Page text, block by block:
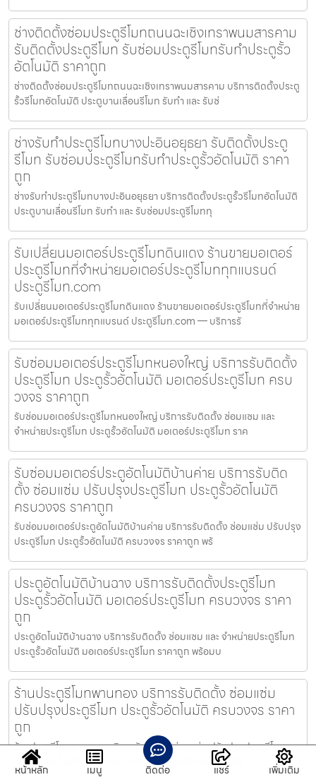
ช่างติดตั้งซ่อมประตูรีโมทถนนฉะเชิงเทราพนมสารคาม
รับติดตั้งประตูรีโมท รับซ่อมประตูรีโมทรับทำประตูรั้ว
อัตโนมัติ ราคาถูก
ช่างติดตั้งซ่อมประตูรีโมทถนนฉะเชิงเทราพนมสารคาม บริการติดตั้งประตู
รั้วรีโมทอัตโนมัติ ประตูบานเลื่อนรีโมท รับทำ และ รับซ่
ช่างรับทำประตูรีโมทบางปะอินอยุธยา รับติดตั้งประตู
รีโมท รับซ่อมประตูรีโมทรับทำประตูรั้วอัตโนมัติ ราคา
ถูก
ช่างรับทำประตูรีโมทบางปะอินอยุธยา บริการติดตั้งประตูรั้วรีโมทอัตโนมัติ
ประตูบานเลื่อนรีโมท รับทำ และ รับซ่อมประตูรีโมททุ
รับเปลี่ยนมอเตอร์ประตูรีโมทดินแดง ร้านขายมอเตอร์
ประตูรีโมทที่จำหน่ายมอเตอร์ประตูรีโมททุกแบรนด์
ประตูรีโมท.com
รับเปลี่ยนมอเตอร์ประตูรีโมทดินแดง ร้านขายมอเตอร์ประตูรีโมทที่จำหน่าย
มอเตอร์ประตูรีโมททุกแบรนด์ ประตูรีโมท.com — บริการรั
รับซ่อมมอเตอร์ประตูรีโมทหนองใหญ่ บริการรับติดตั้ง
ประตูรีโมท ประตูรั้วอัตโนมัติ มอเตอร์ประตูรีโมท ครบ
วงจร ราคาถูก
รับซ่อมมอเตอร์ประตูรีโมทหนองใหญ่ บริการรับติดตั้ง ซ่อมแซม และ
จำหน่ายประตูรีโมท ประตูรั้วอัตโนมัติ มอเตอร์ประตูรีโมท ราค
รับซ่อมมอเตอร์ประตูอัตโนมัติบ้านค่าย บริการรับติด
ตั้ง ซ่อมแซ่ม ปรับปรุงประตูรีโมท ประตูรั้วอัตโนมัติ
ครบวงจร ราคาถูก
รับซ่อมมอเตอร์ประตูอัตโนมัติบ้านค่าย บริการรับติดตั้ง ซ่อมแซ่ม ปรับปรุง
ประตูรีโมท ประตูรั้วอัตโนมัติ ครบวงจร ราคาถูก พร้
ประตูอัตโนมัติบ้านฉาง บริการรับติดตั้งประตูรีโมท
ประตูรั้วอัตโนมัติ มอเตอร์ประตูรีโมท ครบวงจร ราคา
ถูก
ประตูอัตโนมัติบ้านฉาง บริการรับติดตั้ง ซ่อมแซม และ จำหน่ายประตูรีโมท
ประตูรั้วอัตโนมัติ มอเตอร์ประตูรีโมท ราคาถูก พร้อมบ
ร้านประตูรีโมทพานทอง บริการรับติดตั้ง ซ่อมแซ่ม
ปรับปรุงประตูรีโมท ประตูรั้วอัตโนมัติ ครบวงจร ราคา
ถูก
ร้านประตูรีโมทพานทอง บริการรับติดตั้ง ซ่อมแซ่ม ปรับปรุงประตูรีโมท
ประตูรั้วอัตโนมัติ ครบวงจร ราคาถูก พร้อมบริการดูแลหลัง
หน้าหลัก เมนู ติดต่อ แชร์ เพิ่มเติม